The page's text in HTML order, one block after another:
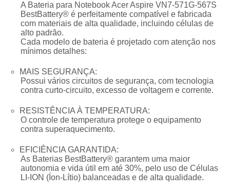
A Bateria para Notebook Acer Aspire VN7-571G-567S
BestBattery® é perfeitamente compatível e fabricada
com materiais de alta qualidade, incluindo células de
alto padrão.
Cada modelo de bateria é projetado com atenção nos
mínimos detalhes:
MAIS SEGURANÇA:
Possui vários circuitos de segurança, com tecnologia
contra curto-circuito, excesso de voltagem e corrente.
RESISTÊNCIA À TEMPERATURA:
O controle de temperatura protege o equipamento
contra superaquecimento.
EFICIÊNCIA GARANTIDA:
As Baterias BestBattery® garantem uma maior
autonomia e vida útil em até 30%, pelo uso de Células
LI-ION (Íon-Lítio) balanceadas e de alta qualidade.